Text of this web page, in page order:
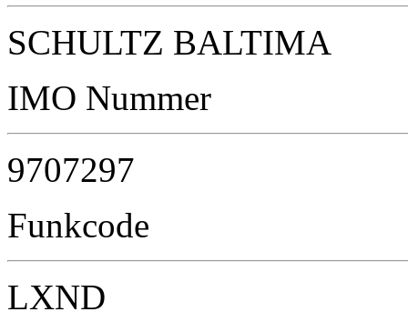
SCHULTZ BALTIMA
IMO Nummer
9707297
Funkcode
LXND